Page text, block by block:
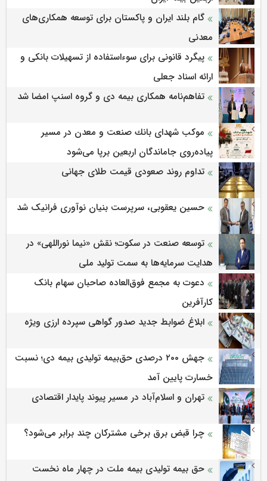
گام بلند ایران و پاکستان برای توسعه همکاری‌های
معدنی
پیگرد قانونی برای سوءاستفاده از تسهیلات بانکی و
ارائه اسناد جعلی
تفاهم‌نامه همکاری بیمه دی و گروه اسنپ امضا شد
موكب شهدای بانك صنعت و معدن در مسیر
پیاده‌روی جاماندگان اربعین برپا می‌شود
تداوم روند صعودی قیمت طلای جهانی
حسین یعقوبی، سرپرست بنیان نوآوری فرانیک شد
توسعه صنعت در سکوت؛ نقش «نیما نوراللهی» در
هدایت سرمایه‌ها به سمت تولید ملی
دعوت به مجمع فوق‌العاده صاحبان سهام بانک
کارآفرین
ابلاغ ضوابط جدید صدور گواهی سپرده ارزی ویژه
جهش ۲۰۰ درصدی حق‌بیمه تولیدی بیمه دی؛ نسبت
خسارت پایین آمد
تهران و اسلام‌آباد در مسیر پیوند پایدار اقتصادی
چرا قبض برق برخی مشترکان چند برابر می‌شود؟
حق بیمه تولیدی بیمه ملت در چهار ماه نخست